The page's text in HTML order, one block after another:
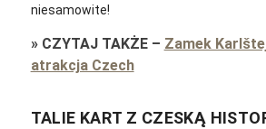
niesamowite!
» CZYTAJ TAKŻE– Zamek
atrakcja Czech
TALIE KART Z CZESKĄ